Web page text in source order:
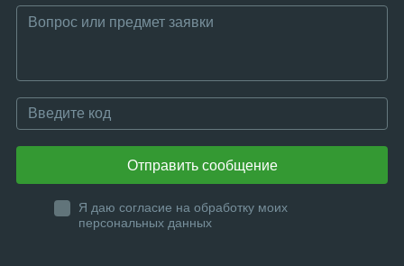
Отправить сообщение
Я даю согласие на обработку моих
персональных данных